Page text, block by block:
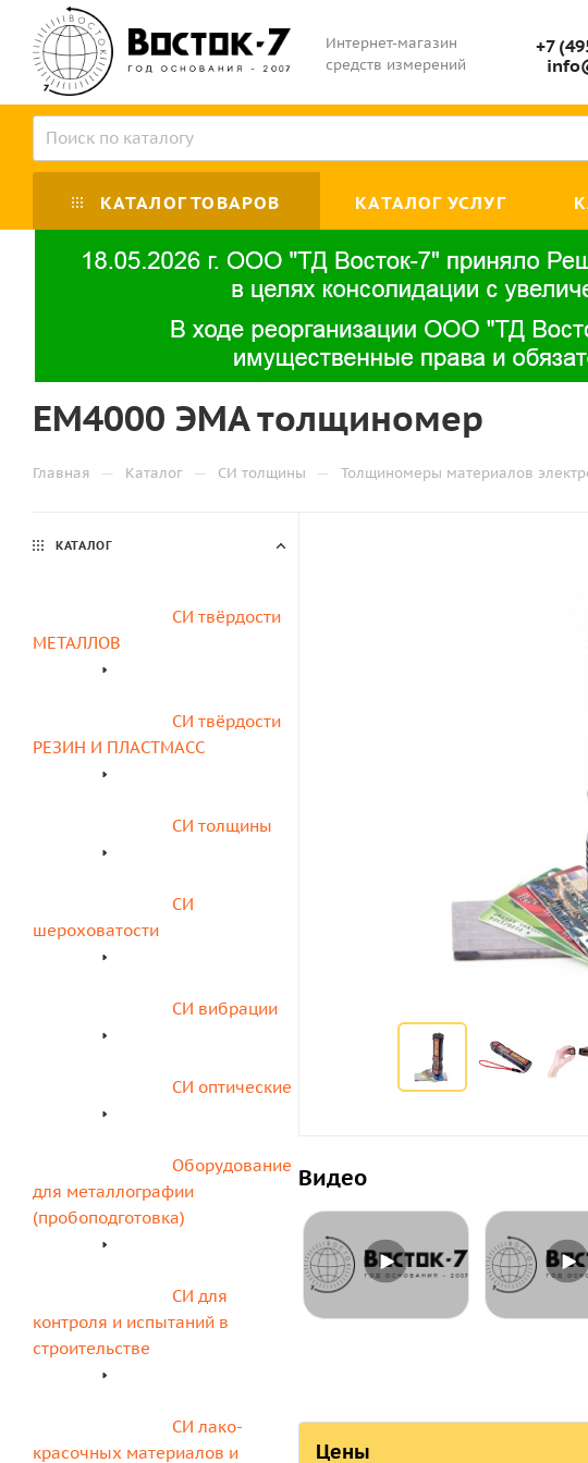
Интернет-магазин
средств измерений
+7
КАТАЛОГ ТОВАРОВ КАТАЛОГ УСЛУГ
EM4000 ЭМА толщиномер
Главная — Каталог — СИ толщины — Толщиномеры материалов
Видео
Цены
КАТАЛОГ
СИ твёрдости
МЕТАЛЛОВ
СИ твёрдости
РЕЗИН И ПЛАСТМАСС
СИ толщины
СИ
шероховатости
СИ вибрации
СИ оптические
Оборудование
для металлографии
(пробоподготовка)
СИ для
контроля и испытаний в
строительстве
СИ лако-
красочных материалов и